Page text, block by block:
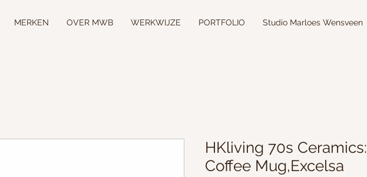
MERKEN OVER MWB WERKWIJZE PORTFOLIO Studio Marloes Wensveen
HKliving 70s Ceramics:
Coffee Mug,Excelsa